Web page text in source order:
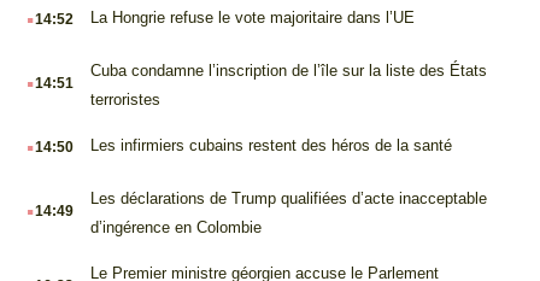
.14:52 La Hongrie refuse le vote majoritaire dans l’UE
.14:51
Cuba condamne l’inscription de l’île sur la liste des États
terroristes
.14:50 Les infirmiers cubains restent des héros de la santé
.14:49
Les déclarations de Trump qualifiées d’acte inacceptable
d’ingérence en Colombie
Le Premier ministre géorgien accuse le Parlement